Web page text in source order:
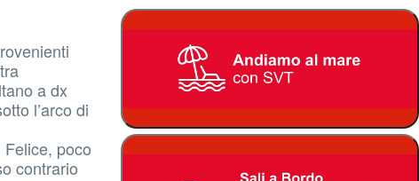
a dx
l’arco di
poco
contrario